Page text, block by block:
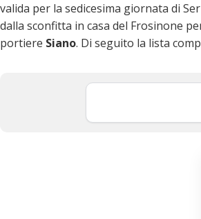
valida per la sedicesima giornata di
dalla sconfitta in casa del Frosinone
portiere Siano. Di seguito la lista